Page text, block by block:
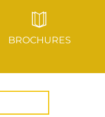
BROCHURES